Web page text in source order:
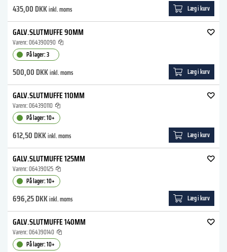
435,00 DKKinkl. moms Læg i kurv
GALV.SLUTMUFFE 90MM
Varenr.:064390090
På lager: 3
500,00 DKKinkl. moms Læg i kurv
GALV.SLUTMUFFE 110MM
Varenr.:064390110
På lager: 10+
612,50 DKKinkl. moms Læg i kurv
GALV.SLUTMUFFE 125MM
Varenr.:064390125
På lager: 10+
696,25 DKKinkl. moms Læg i kurv
GALV.SLUTMUFFE 140MM
Varenr.:064390140
På lager: 10+